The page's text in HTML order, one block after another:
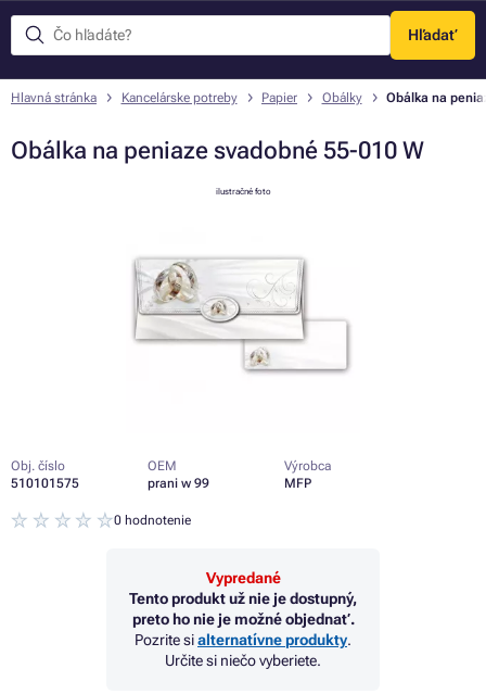
Hľadať
Menu
Hlavná stránka Kancelárske potreby Papier Obálky Obálka na
Obálka na peniaze svadobné 55-010 W
ilustračné foto
Obj. číslo
510101575
OEM
prani w 99
Výrobca
MFP
0 hodnotenie
Vypredané
Tento produkt už nie je dostupný,
preto ho nie je možné objednať.
Pozrite sialternatívne produkty.
Určite si niečo vyberiete.